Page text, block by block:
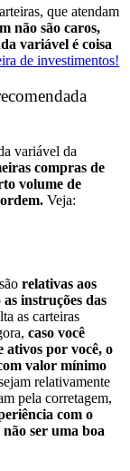
que atendam
não são caros,
variável é coisa
de investimentos!
variável da
compras de
volume de
Veja:
relativas aos
instruções das
as carteiras
caso você
ativos por você, o
valor mínimo
relativamente
pela corretagem,
com o
ser uma boa